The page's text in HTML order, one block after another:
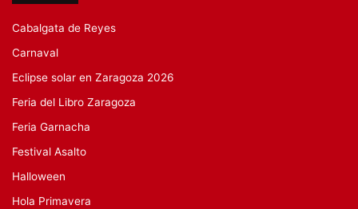
Cabalgata de Reyes
Carnaval
Eclipse solar en Zaragoza 2026
Feria del Libro Zaragoza
Feria Garnacha
Festival Asalto
Halloween
Hola Primavera